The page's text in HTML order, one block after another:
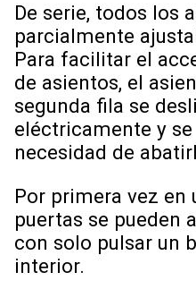
De serie, todos los
parcialmente
Para facilitar el
de asientos, el
segunda fila se
eléctricamente y
necesidad de
Por primera vez en
puertas se pueden
con solo pulsar un
interior.